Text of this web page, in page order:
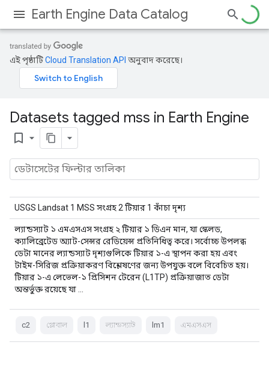
Earth Engine Data Catalog
এই পৃষ্ঠাটিCloud Translation API অনুবাদ করেছে।
Datasets tagged mss in Earth Engine
bookmark_border
USGS Landsat 1 MSS সংগ্রহ 2 টিয়ার 1 কাঁচা দৃশ্য
ল্যান্ডস্যাট ১ এমএসএস সংগ্রহ ২ টিয়ার ১ ডিএন মান, যা স্কেলড,
ক্যালিব্রেটেড অ্যাট-সেন্সর রেডিয়েন্স প্রতিনিধিত্ব করে। সর্বোচ্চ উপলব্ধ
ডেটা মানের ল্যান্ডস্যাট দৃশ্যগুলিকে টিয়ার ১-এ স্থাপন করা হয় এবং
টাইম-সিরিজ প্রক্রিয়াকরণ বিশ্লেষণের জন্য উপযুক্ত বলে বিবেচিত হয়।
টিয়ার ১-এ লেভেল-১ প্রিসিশন টেরেন (L1TP) প্রক্রিয়াজাত ডেটা
অন্তর্ভুক্ত রয়েছে যা …
c2 গ্লোবাল l1 ল্যান্ডস্যাট lm1 এমএসএস